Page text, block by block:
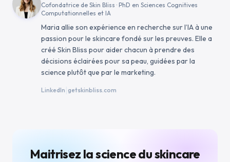
Cofondatrice de Skin Bliss · PhD en Sciences Cognitives
Computationnelles et IA
Maria allie son expérience en recherche sur l’IA à une
passion pour le skincare fondé sur les preuves. Elle a
créé Skin Bliss pour aider chacun à prendre des
décisions éclairées pour sa peau, guidées par la
science plutôt que par le marketing.
LinkedIn getskinbliss.com
Maitrisez la science du skincare